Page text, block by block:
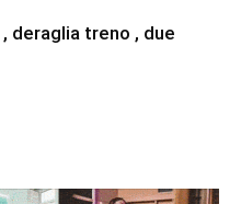
deraglia treno , due